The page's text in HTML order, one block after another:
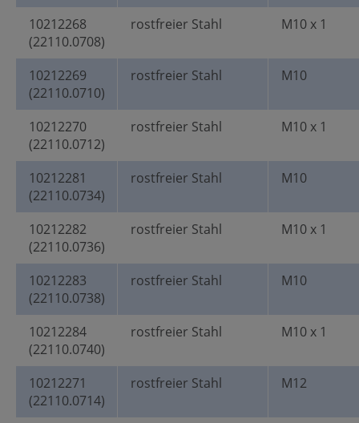
10212268
(22110.0708)
rostfreier Stahl M10 x 1
10212269
(22110.0710)
rostfreier Stahl M10
10212270
(22110.0712)
rostfreier Stahl M10 x 1
10212281
(22110.0734)
rostfreier Stahl M10
10212282
(22110.0736)
rostfreier Stahl M10 x 1
10212283
(22110.0738)
rostfreier Stahl M10
10212284
(22110.0740)
rostfreier Stahl M10 x 1
10212271
(22110.0714)
rostfreier Stahl M12